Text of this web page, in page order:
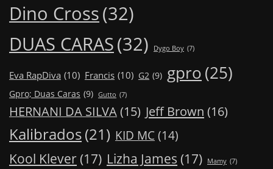
Dino Cross(32)
DUAS CARAS(32) Dygo Boy (7)
Eva RapDiva (10) Francis (10) G2 (9) gpro(25)
Gpro; Duas Caras (9) Gutto (7)
HERNANI DA SILVA(15) Jeff Brown (16)
Kalibrados(21) KID MC (14)
Kool Klever (17) Lizha James (17) Mamy (7)